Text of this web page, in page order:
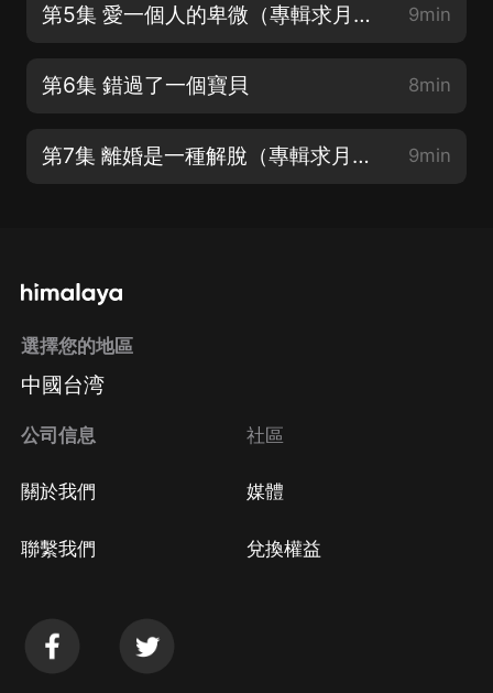
第5集 愛一個人的卑微（專輯求月票） 9min
第6集 錯過了一個寶貝 8min
第7集 離婚是一種解脫（專輯求月票） 9min
選擇您的地區
中國台湾
公司信息
關於我們
聯繫我們
社區
媒體
兌換權益